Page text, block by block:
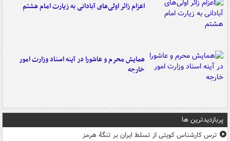
اعزام زائر اولی‌های آبادانی به زیارت امام هشتم
همایش محرم و عاشورا در آینه اسناد وزارت امور
خارجه
پربازدیدترین ها
ترس کارشناس کویتی از تسلط ایران بر تنگۀ هرمز